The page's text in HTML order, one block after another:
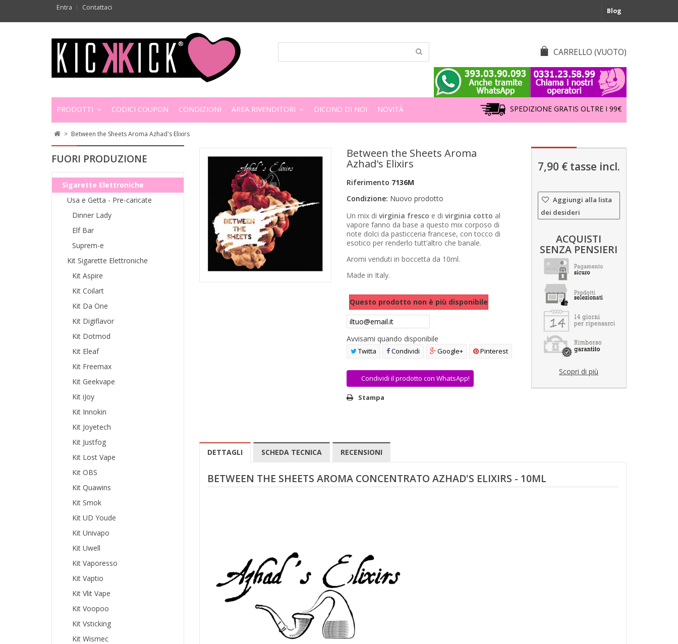
Entra Contattaci Blog
CARRELLO (VUOTO)
PRODOTTI CODICI COUPON CONDIZIONI AREA RIVENDITORI DICONO DI NOI NOVITÀ SPEDIZIONE GRATIS OLTRE I 99€
> Between the Sheets Aroma Azhad's Elixirs
FUORI PRODUZIONE
Sigarette Elettroniche
Usa e Getta - Pre-caricate
Dinner Lady
Elf Bar
Suprem-e
Kit Sigarette Elettroniche
Kit Aspire
Kit Coilart
Kit Da One
Kit Digiflavor
Kit Dotmod
Kit Eleaf
Kit Freemax
Kit Geekvape
Kit iJoy
Kit Innokin
Kit Joyetech
Kit Justfog
Kit Lost Vape
Kit OBS
Kit Quawins
Kit Smok
Kit UD Youde
Kit Univapo
Kit Uwell
Kit Vaporesso
Kit Vaptio
Kit Vlit Vape
Kit Voopoo
Kit Vsticking
Kit Wismec
Between the Sheets Aroma
Azhad's Elixirs
Riferimento 7136M
Condizione: Nuovo prodotto
Un mix di virginia fresco e di virginia cotto al
vapore fanno da base a questo mix corposo di
note dolci da pasticceria francese, con tocco di
esotico per renderlo tutt’altro che banale.
Aromi venduti in boccetta da 10ml.
Made in Italy.
Questo prodotto non è più disponibile
Avvisami quando disponibile
Twitta Condividi Google+ Pinterest
Condividi il prodotto con WhatsApp!
Stampa
7,90 €tasse incl.
Aggiungi alla lista
dei desideri
ACQUISTI
SENZA PENSIERI
Scopri di più
DETTAGLI SCHEDA TECNICA RECENSIONI
BETWEEN THE SHEETS AROMA CONCENTRATO AZHAD'S ELIXIRS - 10ML